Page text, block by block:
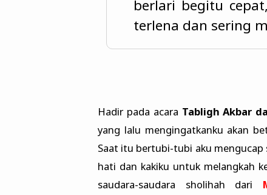
berlari begitu
terlena dan sering
Hadir pada acara Tabligh Akbar
yang lalu mengingatkanku akan
Saat itu bertubi-tubi aku mengucap
hati dan kakiku untuk melangkah
saudara-saudara sholihah dari